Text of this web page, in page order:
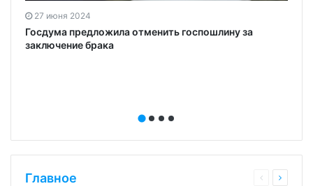
27 июня 2024
Госдума предложила отменить госпошлину за
заключение брака
Главное